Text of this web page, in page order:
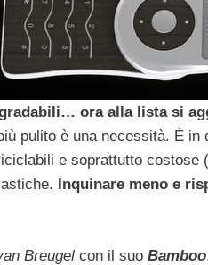
ora alla lista si
pulito è una necessità. È in
e soprattutto costose
Inquinare meno e
Breugel con il suo Bamboo